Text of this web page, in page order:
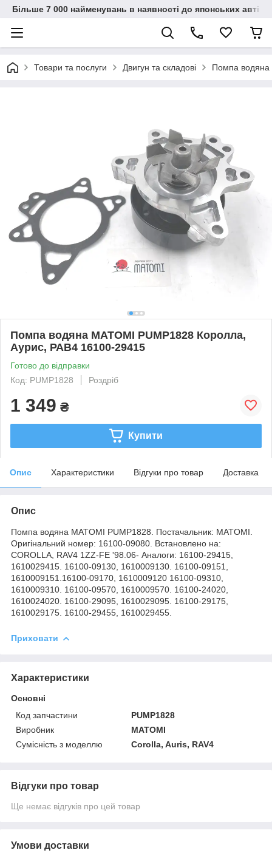
Більше 7 000 найменувань в наявності до японських
Товари та послуги Двигун та складові Помпа водяна
Помпа водяна MATOMI PUMP1828 Королла,
Аурис, РАВ4 16100-29415
Готово до відправки
Код: PUMP1828
Роздріб
1 349 ₴
Купити
Опис Характеристики Відгуки про товар Доставка
Опис
Помпа водяна MATOMI PUMP1828. Постачальник: MATOMI.
Оригінальний номер: 16100-09080. Встановлено на:
COROLLA, RAV4 1ZZ-FE '98.06- Аналоги: 16100-29415,
1610029415. 16100-09130, 1610009130. 16100-09151,
1610009151.16100-09170, 1610009120 16100-09310,
1610009310. 16100-09570, 1610009570. 16100-24020,
1610024020. 16100-29095, 1610029095. 16100-29175,
1610029175. 16100-29455, 1610029455.
Приховати
Характеристики
Основні
Код запчастини
PUMP1828
Виробник
MATOMI
Сумісність з моделлю
Corolla, Auris, RAV4
Відгуки про товар
Ще немає відгуків про цей товар
Умови доставки